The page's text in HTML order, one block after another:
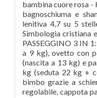
bambina cuore rosa -
bagnoschiuma e
lenitiva 4,7 su 5
Simbologia cristiana
PASSEGGINO 3 IN
a 9 kg), ovetto con
(nascita a 13 kg) e
kg (seduta 22 kg +
bimbo grazie a
regolabile, cappota